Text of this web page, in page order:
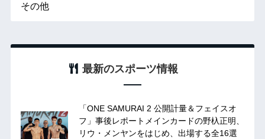
その他
最新のスポーツ情報
「ONE SAMURAI 2 公開計量＆フェイスオ
フ」事後レポートメインカードの野杁正明、
リウ・メンヤンをはじめ、出場する全16選